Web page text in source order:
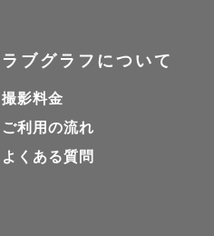
ラブグラフについて
撮影料金
ご利用の流れ
よくある質問